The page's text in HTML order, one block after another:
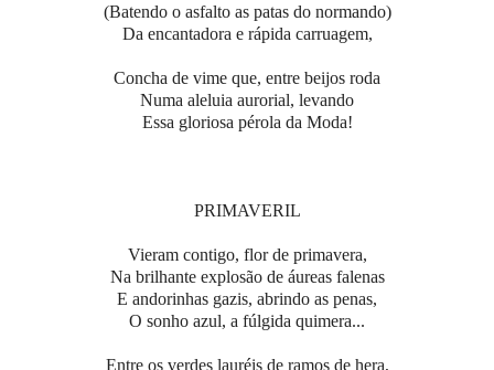
(Batendo o asfalto as patas do normando)
Da encantadora e rápida carruagem,
Concha de vime que, entre beijos roda
Numa aleluia aurorial, levando
Essa gloriosa pérola da Moda!
PRIMAVERIL
Vieram contigo, flor de primavera,
Na brilhante explosão de áureas falenas
E andorinhas gazis, abrindo as penas,
O sonho azul, a fúlgida quimera...
Entre os verdes lauréis de ramos de hera,